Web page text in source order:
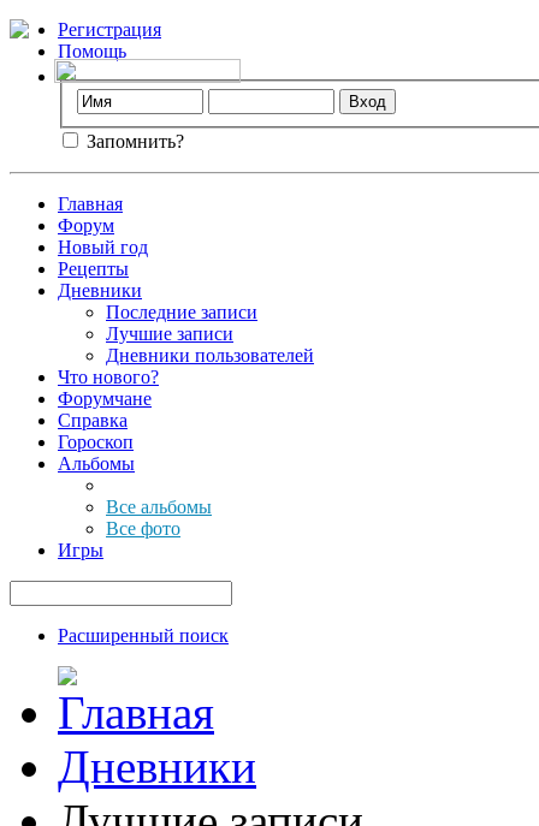
Регистрация
Помощь
Запомнить?
Главная
Форум
Новый год
Рецепты
Дневники
Последние записи
Лучшие записи
Дневники пользователей
Что нового?
Форумчане
Справка
Гороскоп
Альбомы
Все альбомы
Все фото
Игры
Расширенный поиск
Дневники